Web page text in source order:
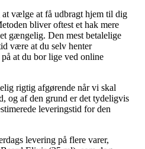
vælge at få udbragt hjem til dig
bliver oftest et hak mere
gængelig. Den mest betalelige
være at du selv henter
at du bor lige ved online
rigtig afgørende når vi skal
og af den grund er det tydeligvis
leveringstid for den
levering på flere varer,